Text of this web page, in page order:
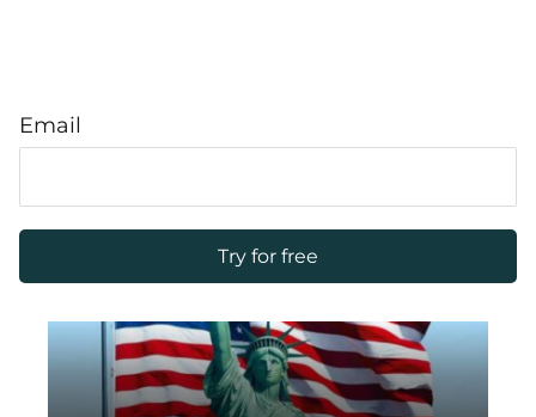
Email